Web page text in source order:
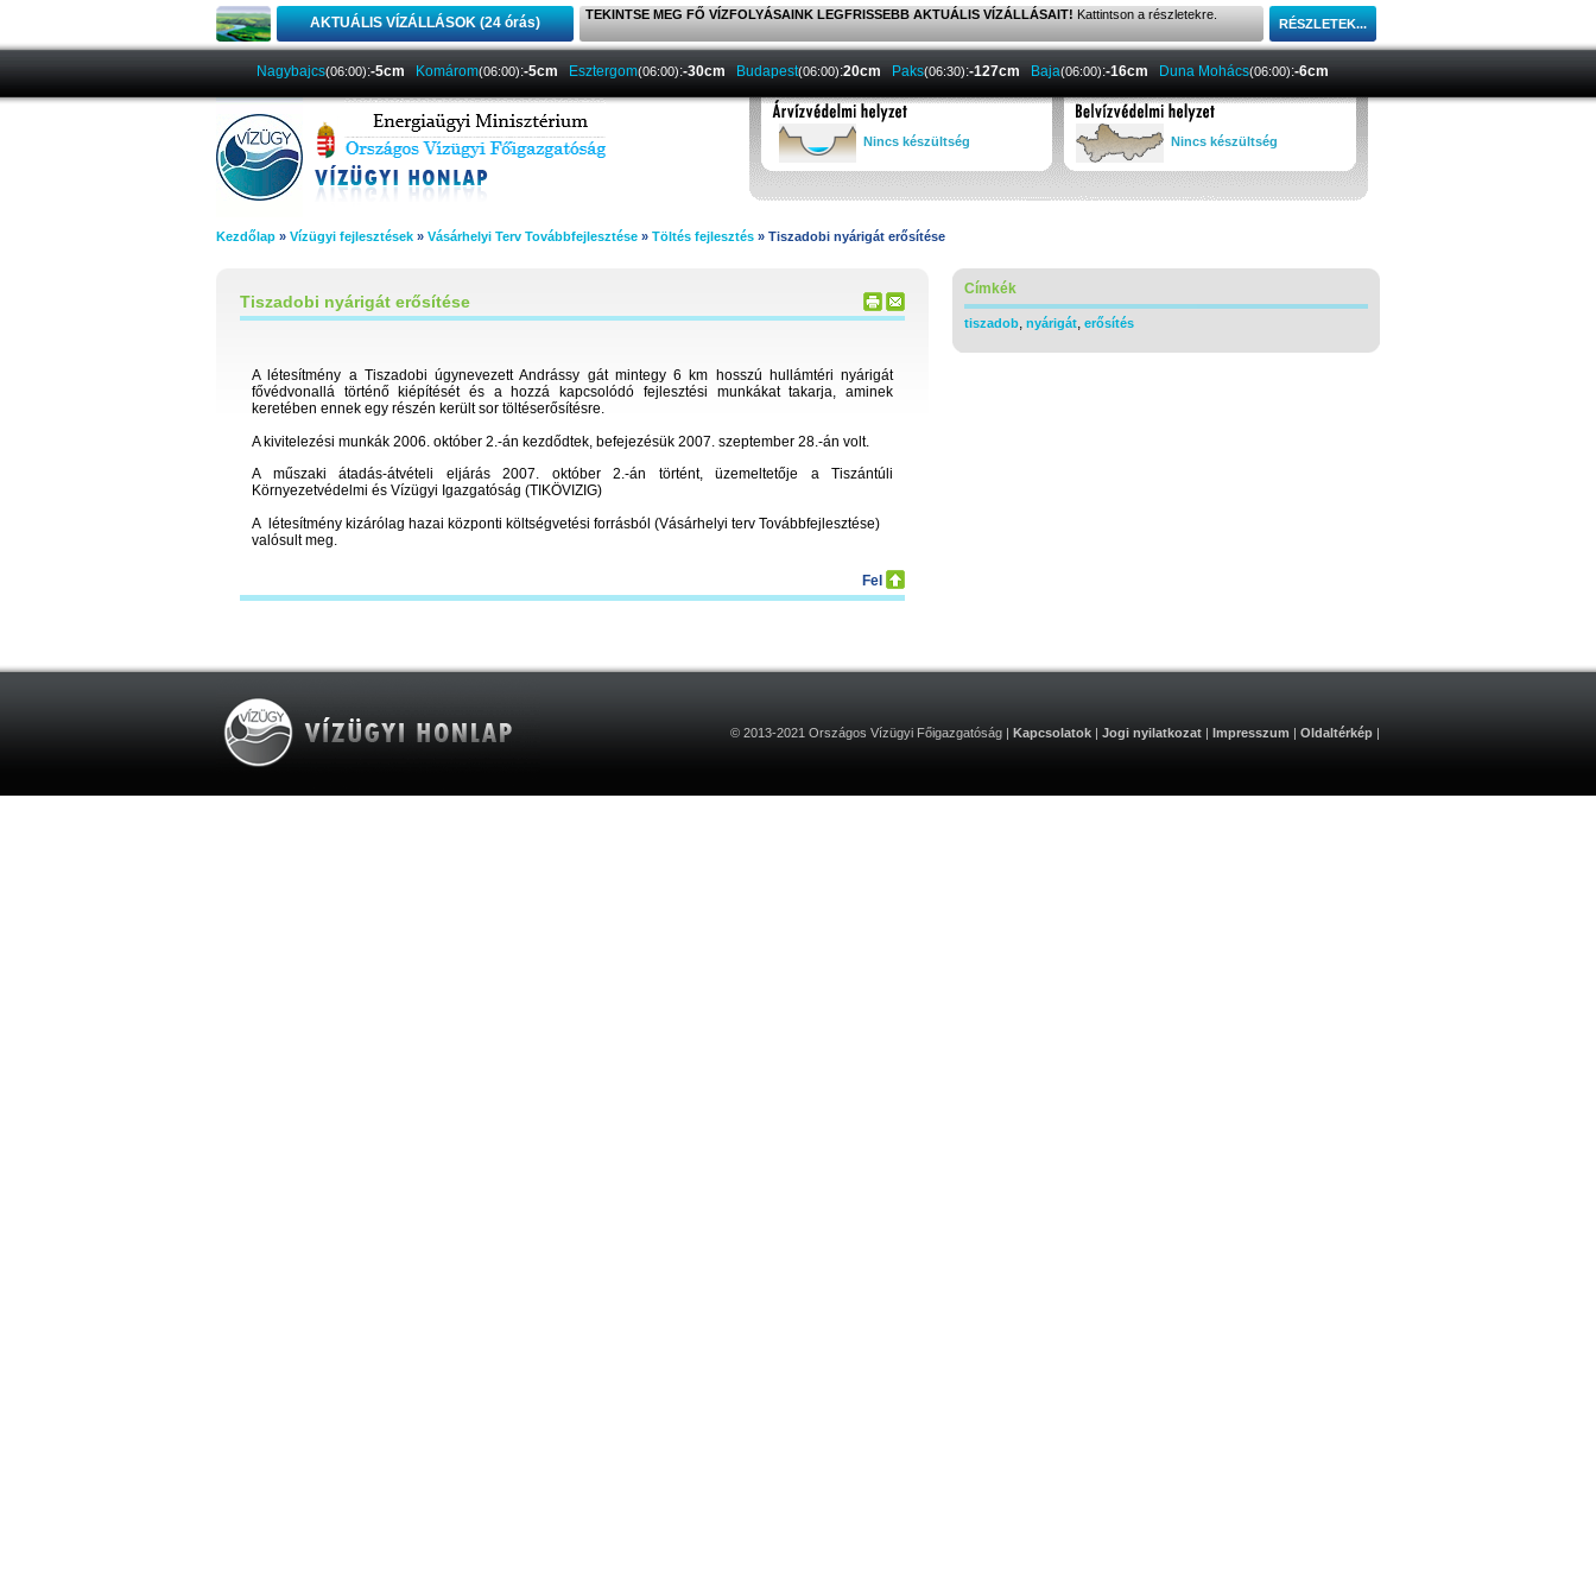
AKTUÁLIS VÍZÁLLÁSOK (24 órás) TEKINTSE MEG FŐ VÍZFOLYÁSAINK LEGFRISSEBB AKTUÁLIS VÍZÁLLÁSAIT! Kattintson a részletekre.
Nagybajcs(06:00):-5cm Komárom(06:00):-5cm Esztergom(06:00):-30cm Budapest(06:00):20cm Paks(06:30):-127cm Baja(06:00):-16cm Duna Mohács(06:00):-6cm
Nincs készültség Nincs készültség
Kezdőlap » Vízügyi fejlesztések » Vásárhelyi Terv Továbbfejlesztése » Töltés fejlesztés » Tiszadobi nyárigát erősítése
Címkék
tiszadob, nyárigát, erősítés
Tiszadobi nyárigát erősítése
A létesítmény a Tiszadobi úgynevezett Andrássy gát mintegy 6 km hosszú hullámtéri nyárigát
fővédvonallá történő kiépítését és a hozzá kapcsolódó fejlesztési munkákat takarja, aminek
keretében ennek egy részén került sor töltéserősítésre.
A kivitelezési munkák 2006. október 2.-án kezdődtek, befejezésük 2007. szeptember 28.-án volt.
A műszaki átadás-átvételi eljárás 2007. október 2.-án történt, üzemeltetője a Tiszántúli
Környezetvédelmi és Vízügyi Igazgatóság (TIKÖVIZIG)
A létesítmény kizárólag hazai központi költségvetési forrásból (Vásárhelyi terv Továbbfejlesztése)
valósult meg.
Fel
© 2013-2021 Országos Vízügyi Főigazgatóság | Kapcsolatok | Jogi nyilatkozat | Impresszum | Oldaltérkép |